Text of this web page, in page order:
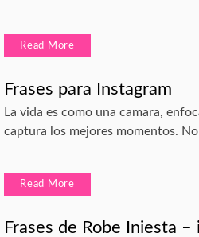
Read More
Frases para Instagram
La vida es como una camara,
captura los mejores momentos.
Read More
Frases de Robe Iniesta